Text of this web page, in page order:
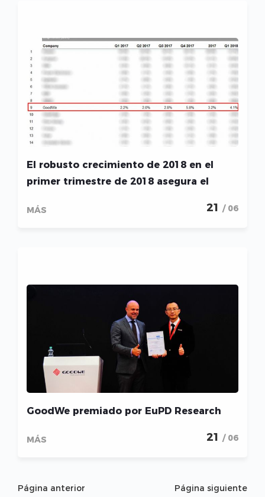
El robusto crecimiento de 2018 en el
primer trimestre de 2018 asegura el
fotovoltaicos del Top 10
MÁS 21 / 06
GoodWe premiado por EuPD Research
MÁS 21 / 06
Página anterior Página siguiente